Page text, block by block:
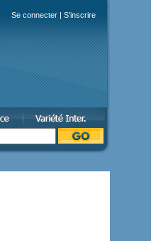
Se connecter | S'inscrire